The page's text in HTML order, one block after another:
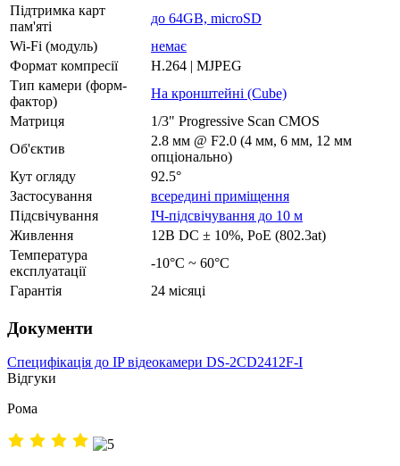
Підтримка карт
пам'яті
до 64GB, microSD
Wi-Fi (модуль)
немає
Формат компресії
H.264 | MJPEG
Тип камери (форм-
фактор)
На кронштейні (Cube)
Матриця
1/3" Progressive Scan CMOS
Об'єктив
2.8 мм @ F2.0 (4 мм, 6 мм, 12 мм
опціонально)
Кут огляду
92.5°
Застосування
всередині приміщення
Підсвічування
ІЧ-підсвічування до 10 м
Живлення
12В DC ± 10%, РоЕ (802.3at)
Температура
експлуатації
-10°C ~ 60°C
Гарантія
24 місяці
Документи
Специфікація до IP відеокамери DS-2CD2412F-I
Відгуки
Рома